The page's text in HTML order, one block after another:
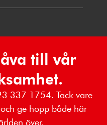
till vår
337 1754. Tack vare
ge hopp både här
över.